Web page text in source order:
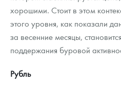
хорошими. Стоит в этом
этого уровня, как показали
за весенние месяцы,
поддержания буровой
Рубль